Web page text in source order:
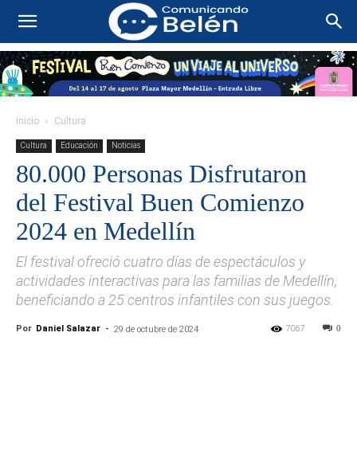
Inicio Cultura
Cultura Educación Noticias
80.000 Personas Disfrutaron
del Festival Buen Comienzo
2024 en Medellín
El festival ofreció cuatro días de espectáculos y
actividades interactivas para las familias de Medellín,
beneficiando a 25 centros infantiles con sus juegos.
Por Daniel Salazar - 29 de octubre de 2024 0
7067